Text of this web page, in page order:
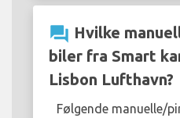
question_answer Hvilke
biler fra Smart
Lisbon Lufthavn?
Følgende manuelle/